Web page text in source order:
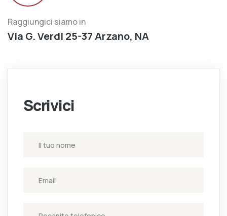
Raggiungici siamo in
Via G. Verdi 25-37 Arzano, NA
Scrivici